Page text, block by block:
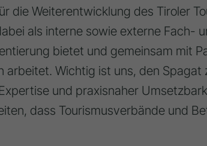
die Weiterentwicklung des Tiroler
als interne sowie externe Fach-
bietet und gemeinsam mit
arbeitet. Wichtig ist uns, den Spagat
und praxisnaher
dass Tourismusverbände und